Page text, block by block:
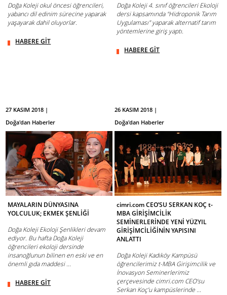
Doğa Koleji okul öncesi öğrencileri,
yabancı dil edinim sürecine yaparak
yaşayarak dahil oluyorlar.
HABERE GİT
Doğa Koleji 4. sınıf öğrencileri Ekoloji
dersi kapsamında "Hidroponik Tarım
Uygulaması" yaparak alternatif tarım
yöntemlerine giriş yaptı.
HABERE GİT
27 KASIM 2018 |
Doğa'dan Haberler
MAYALARIN DÜNYASINA
YOLCULUK; EKMEK ŞENLİĞİ
Doğa Koleji Ekoloji Şenlikleri devam
ediyor. Bu hafta Doğa Koleji
öğrencileri ekoloji dersinde
insanoğlunun bilinen en eski ve en
önemli gıda maddesi ...
HABERE GİT
26 KASIM 2018 |
Doğa'dan Haberler
cimri.com CEO’SU SERKAN KOÇ t-
MBA GİRİŞİMCİLİK
SEMİNERLERİNDE YENİ YÜZYIL
GİRİŞİMCİLİĞİNİN YAPISINI
ANLATTI
Doğa Koleji Kadıköy Kampüsü
öğrencilerimiz t-MBA Girişimcilik ve
İnovasyon Seminerlerimiz
çerçevesinde cimri.com CEO’su
Serkan Koç’u kampüslerinde ...